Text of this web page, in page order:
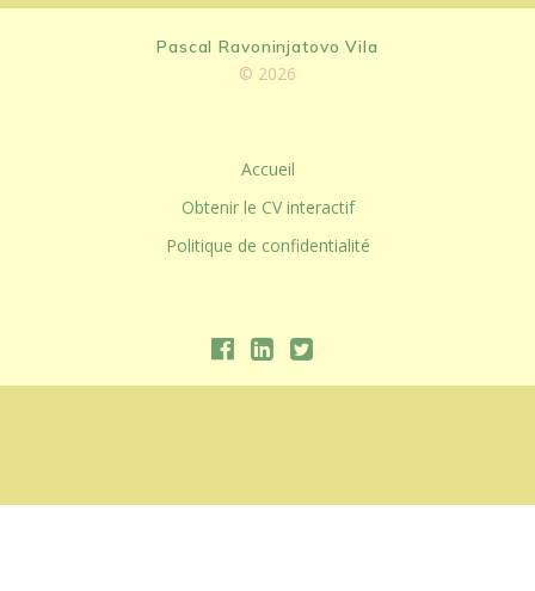
Pascal Ravoninjatovo Vila
© 2026
Accueil
Obtenir le CV interactif
Politique de confidentialité